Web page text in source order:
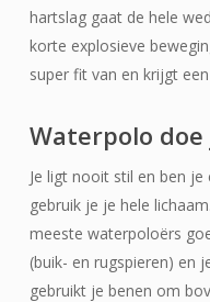
hartslag gaat de hele
korte explosieve
super fit van en krijgt
Waterpolo doe
Je ligt nooit stil en ben
gebruik je je hele
meeste waterpoloërs
(buik- en rugspieren) en
gebruikt je benen om